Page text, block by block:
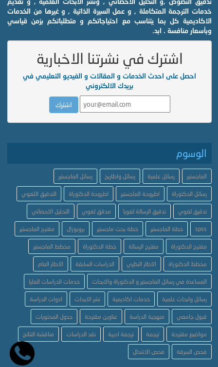
خدمات الترجمة المتكاملة , و عمل السيرة الذاتية , و غيرها من الخدمات
الاكاديمية كل بما يتناسب مع احتياجاتكم و متطلباتكم بزمن قياسي
وبأسعار منافسة . ابد.
اشترك في نشرتنا الاخبارية
احصل على احدث الخدمات و المقالات و الفيديو التعليمي في
بريدك الالكتروني
الوسوم
الماجستير رسائل علمية رسائل واطاريح رسائل الماجستير
رسائل الدكتوراة اطروحة الماجستير اطروحة الدكتوراة التدقيق اللغوي
تدقيق لغوي تدقيق الرسالة لغويا مدقق لغوي التحليل الاحصائي
spss خطة الماجستير خطة بحث ماجستير بروبوزال مقترح الماجستير
مقترح الدكتوراة مقترح الرسالة خطة الدكتوراة مخطط الماجستير
مخطط الدكتوراة الاطار النظري الدراسات السابقة الاطار العام
المساعدة في رسائل الماجستير و الدكتوراة والابحاث خدمات الدراسات العليا
رسائل وابحاث علمية خدمات اكاديمية نشر الابحاث ادوات الدراسة
قبول جامعي منهجية الدراسة عناوين مقترحة جدول المحتويات
مواضيع مقترحة ترجمة ترجمة ادبية نقد الدراسات مناقشة النتائج
فحص السرقة فحص الانتحال